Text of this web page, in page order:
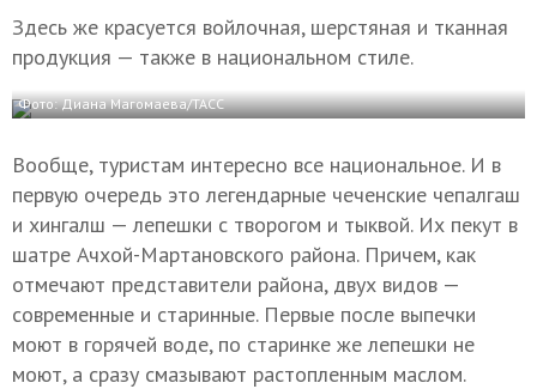
Здесь же красуется войлочная, шерстяная и тканная
продукция — также в национальном стиле.
Фото: Диана Магомаева/ТАСС
Вообще, туристам интересно все национальное. И в
первую очередь это легендарные чеченские чепалгаш
и хингалш — лепешки с творогом и тыквой. Их пекут в
шатре Ачхой-Мартановского района. Причем, как
отмечают представители района, двух видов —
современные и старинные. Первые после выпечки
моют в горячей воде, по старинке же лепешки не
моют, а сразу смазывают растопленным маслом.